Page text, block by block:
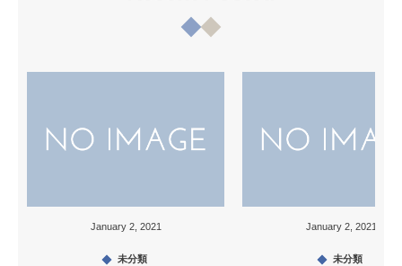
January 2, 2021
未分類
January 2, 2021
未分類